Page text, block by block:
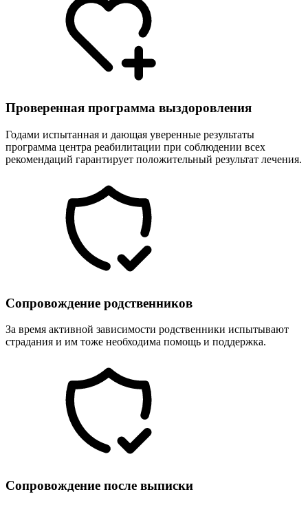
Проверенная программа выздоровления
Годами испытанная и дающая уверенные результаты
программа центра реабилитации при соблюдении всех
рекомендаций гарантирует положительный результат лечения.
Сопровождение родственников
За время активной зависимости родственники испытывают
страдания и им тоже необходима помощь и поддержка.
Сопровождение после выписки